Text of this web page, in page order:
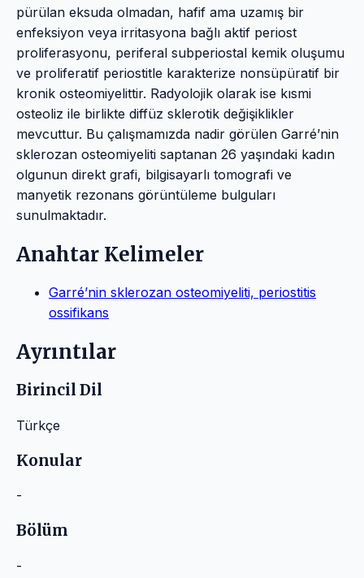
pürülan eksuda olmadan, hafif ama uzamış bir
enfeksiyon veya irritasyona bağlı aktif periost
proliferasyonu, periferal subperiostal kemik oluşumu
ve proliferatif periostitle karakterize nonsüpüratif bir
kronik osteomiyelittir. Radyolojik olarak ise kısmi
osteoliz ile birlikte diffüz sklerotik değişiklikler
mevcuttur. Bu çalışmamızda nadir görülen Garré’nin
sklerozan osteomiyeliti saptanan 26 yaşındaki kadın
olgunun direkt grafi, bilgisayarlı tomografi ve
manyetik rezonans görüntüleme bulguları
sunulmaktadır.
Anahtar Kelimeler
Garré’nin sklerozan osteomiyeliti, periostitis
ossifikans
Ayrıntılar
Birincil Dil
Türkçe
Konular
-
Bölüm
-